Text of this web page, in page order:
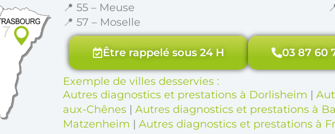
📍 55 – Meuse
📍 57 – Moselle
Être rappelé sous 24 H 03 87 60
Exemple de villes desservies :
Autres diagnostics et prestations à Dorlisheim |
aux-Chênes |Autres diagnostics et prestations à
Matzenheim |Autres diagnostics et prestations à